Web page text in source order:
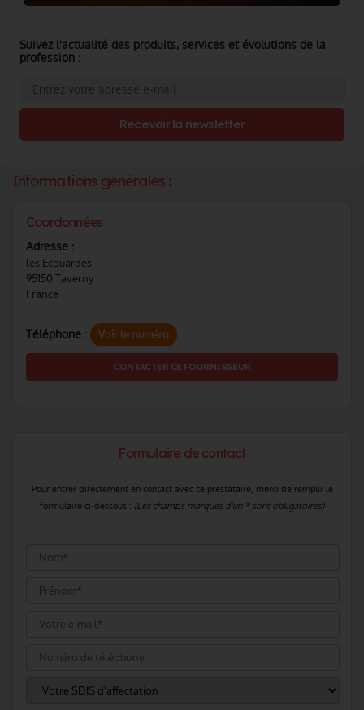
Informations générales :
Coordonnées
Adresse :
les Ecouardes
95150 Taverny
France
Téléphone : Voir le numéro
CONTACTER CE FOURNISSEUR
Formulaire de contact
Pour entrer directement en contact avec ce prestataire, merci de remplir le
formulaire ci-dessous : (Les champs marqués d'un * sont obligatoires)
Suivez l'actualité des produits, services et évolutions de la
profession :
Recevoir la newsletter